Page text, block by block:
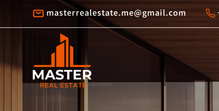
masterrealestate.me@gmail.com